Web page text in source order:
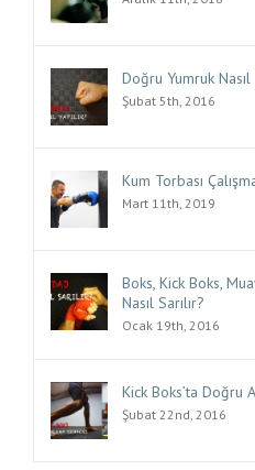
Doğru Yumruk Nasıl
Şubat 5th, 2016
Kum Torbası
Mart 11th, 2019
Boks, Kick Boks,
Nasıl Sarılır?
Ocak 19th, 2016
Kick Boks’ta Doğru
Şubat 22nd, 2016